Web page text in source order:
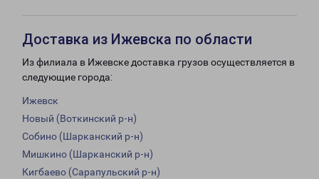
Доставка из Ижевска по области
Из филиала в Ижевске доставка грузов осуществляется в
следующие города:
Ижевск
Новый (Воткинский р-н)
Собино (Шарканский р-н)
Мишкино (Шарканский р-н)
Кигбаево (Сарапульский р-н)